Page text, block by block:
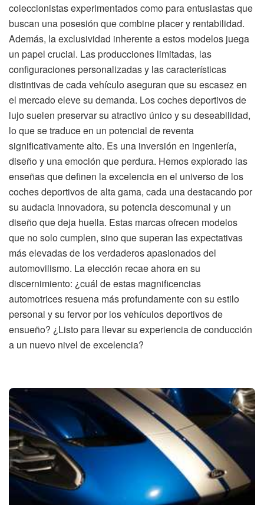
coleccionistas experimentados como para entusiastas que
buscan una posesión que combine placer y rentabilidad.
Además, la exclusividad inherente a estos modelos juega
un papel crucial. Las producciones limitadas, las
configuraciones personalizadas y las características
distintivas de cada vehículo aseguran que su escasez en
el mercado eleve su demanda. Los coches deportivos de
lujo suelen preservar su atractivo único y su deseabilidad,
lo que se traduce en un potencial de reventa
significativamente alto. Es una inversión en ingeniería,
diseño y una emoción que perdura. Hemos explorado las
enseñas que definen la excelencia en el universo de los
coches deportivos de alta gama, cada una destacando por
su audacia innovadora, su potencia descomunal y un
diseño que deja huella. Estas marcas ofrecen modelos
que no solo cumplen, sino que superan las expectativas
más elevadas de los verdaderos apasionados del
automovilismo. La elección recae ahora en su
discernimiento: ¿cuál de estas magnificencias
automotrices resuena más profundamente con su estilo
personal y su fervor por los vehículos deportivos de
ensueño? ¿Listo para llevar su experiencia de conducción
a un nuevo nivel de excelencia?